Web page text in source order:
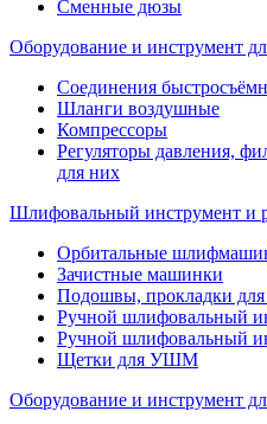
Сменные дюзы
Оборудование и инструмент
Соединения
Шланги воздушные
Компрессоры
Регуляторы давления,
для них
Шлифовальный инструмент и
Орбитальные
Зачистные машинки
Подошвы, прокладки
Ручной шлифовальный
Ручной шлифовальный
Щетки для УШМ
Оборудование и инструмент